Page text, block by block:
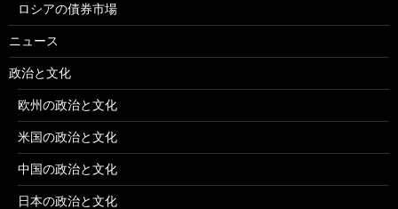
ロシアの債券市場
ニュース
政治と文化
欧州の政治と文化
米国の政治と文化
中国の政治と文化
日本の政治と文化